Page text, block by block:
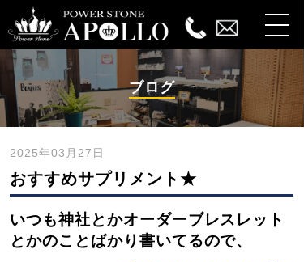
ブログ
2025年03月27日
おすすめサプリメント★
いつも神社とかオーダーブレスレット
とかのことばかり書いてるので、